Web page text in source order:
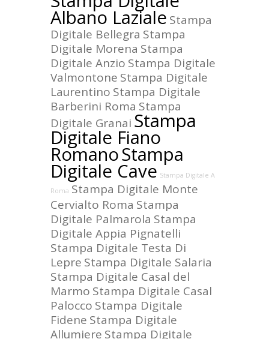
Albano Laziale Stampa
Digitale Bellegra Stampa
Digitale Morena Stampa
Digitale Anzio Stampa Digitale
Valmontone Stampa Digitale
Laurentino Stampa Digitale
Barberini Roma Stampa
Digitale Granai Stampa
Digitale Fiano
RomanoStampa
Digitale Cave Stampa Digitale A
Roma Stampa Digitale Monte
Cervialto Roma Stampa
Digitale Palmarola Stampa
Digitale Appia Pignatelli
Stampa Digitale Testa Di
Lepre Stampa Digitale Salaria
Stampa Digitale Casal del
Marmo Stampa Digitale Casal
Palocco Stampa Digitale
Fidene Stampa Digitale
Allumiere Stampa Digitale